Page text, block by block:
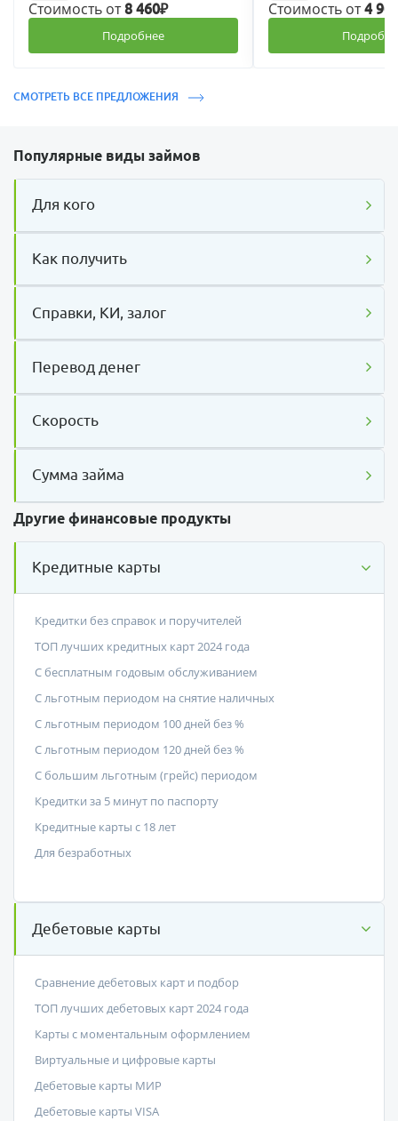
Стоимость от8 460₽
Подробнее
Стоимость от4
СМОТРЕТЬ ВСЕ ПРЕДЛОЖЕНИЯ
Популярные виды займов
Для кого
Как получить
Справки, КИ, залог
Перевод денег
Скорость
Сумма займа
Другие финансовые продукты
Кредитные карты
Кредитки без справок и поручителей
ТОП лучших кредитных карт 2024 года
С бесплатным годовым обслуживанием
С льготным периодом на снятие наличных
С льготным периодом 100 дней без %
С льготным периодом 120 дней без %
С большим льготным (грейс) периодом
Кредитки за 5 минут по паспорту
Кредитные карты с 18 лет
Для безработных
Дебетовые карты
Сравнение дебетовых карт и подбор
ТОП лучших дебетовых карт 2024 года
Карты с моментальным оформлением
Виртуальные и цифровые карты
Дебетовые карты МИР
Дебетовые карты VISA